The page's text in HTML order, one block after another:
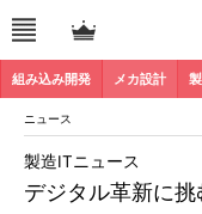
組み込み開発 メカ設計
ニュース
デジタル革新に
製造ITニュース